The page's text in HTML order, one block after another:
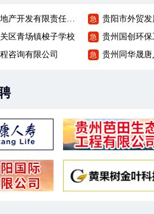
贵州运诚房地产开发有限责任公司 急 贵阳市外贸发
区青场镇梭子学校 急 贵州国创环保
咨询有限公司 急